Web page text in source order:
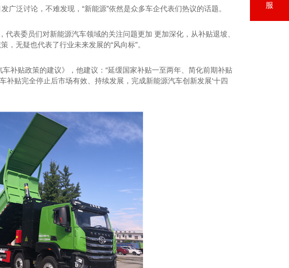
广泛讨论，不难发现，“新能源”依然是众多车企代表们热议的话题。
表委员们对新能源汽车领域的关注问题更加 更加深化，从补贴退坡、
无疑也代表了行业未来发展的“风向标”。
补贴政策的建议》，他建议：“延缓国家补贴一至两年、简化前期补贴
贴完全停止后市场有效、持续发展，完成新能源汽车创新发展‘十四
服